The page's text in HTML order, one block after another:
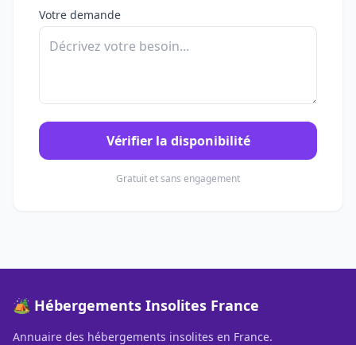
Votre demande
Vérifier la disponibilité
Gratuit et sans engagement
🏕️ Hébergements Insolites France
Annuaire des hébergements insolites en France.